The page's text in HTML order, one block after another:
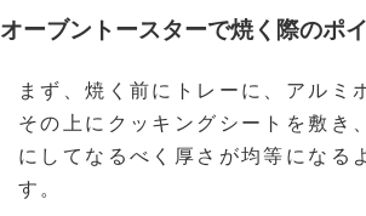
オーブントースターで焼く際のポ
まず、焼く前にトレーに、アルミ
その上にクッキングシートを敷き
にしてなるべく厚さが均等になる
す。